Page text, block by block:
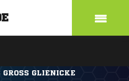
GLIENICKE